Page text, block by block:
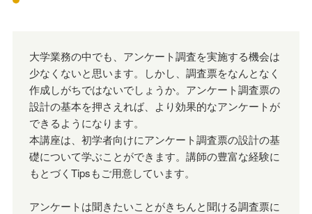
大学業務の中でも、アンケート調査を実施する機会は
少なくないと思います。しかし、調査票をなんとなく
作成しがちではないでしょうか。アンケート調査票の
設計の基本を押さえれば、より効果的なアンケートが
できるようになります。
本講座は、初学者向けにアンケート調査票の設計の基
礎について学ぶことができます。講師の豊富な経験に
もとづくTipsもご用意しています。
アンケートは聞きたいことがきちんと聞ける調査票に